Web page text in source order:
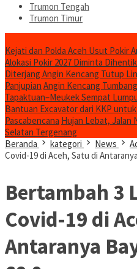
Trumon Tengah
Trumon Timur
Kejati dan Polda Aceh Usut Pokir
Alokasi Pokir 2027 Diminta
Diterjang Angin Kencang Tutup
Panjupian Angin Kencang
Tapaktuan–Meukek Sempat
Bantuan Excavator dari KKP
Pascabencana Hujan Lebat, Jalan
Selatan Tergenang
Beranda
kategori News
Covid-19 di Aceh, Satu di
Bertambah 3
Covid-19 di
Antaranya